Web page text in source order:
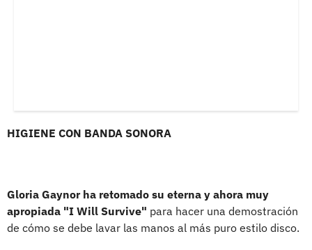
HIGIENE CON BANDA SONORA
Gloria Gaynor ha retomado su eterna y ahora muy
apropiada "I Will Survive" para hacer una demostración
de cómo se debe lavar las manos al más puro estilo disco.